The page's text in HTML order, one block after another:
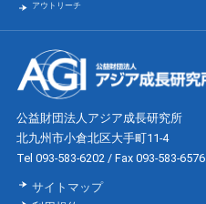
アウトリーチ
公益財団法人アジア成長研究所
北九州市小倉北区大手町11-4
Tel 093-583-6202 / Fax 093-583-6576
サイトマップ